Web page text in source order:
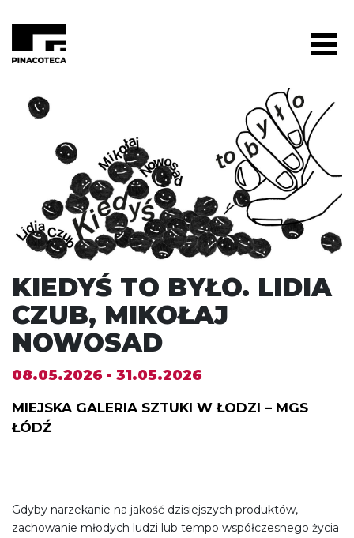
KIEDYŚ TO BYŁO. LIDIA
CZUB, MIKOŁAJ
NOWOSAD
08.05.2026 - 31.05.2026
MIEJSKA GALERIA SZTUKI W ŁODZI – MGS
ŁÓDŹ
Gdyby narzekanie na jakość dzisiejszych produktów,
zachowanie młodych ludzi lub tempo współczesnego życia